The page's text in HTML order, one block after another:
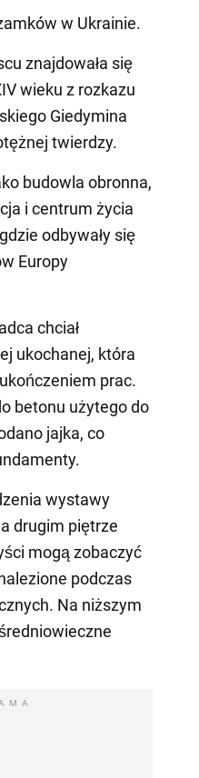
w Ukrainie.
znajdowała się
wieku z rozkazu
Giedymina
twierdzy.
budowla obronna,
i centrum życia
odbywały się
Europy
chciał
ukochanej, która
prac.
betonu użytego do
jajka, co
wystawy
drugim piętrze
mogą zobaczyć
podczas
Na niższym